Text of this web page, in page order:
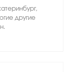
другие